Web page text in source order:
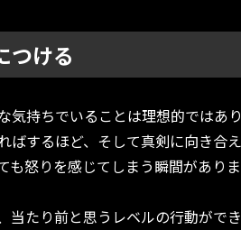
つける
気持ちでいることは理想的ではあ
ばするほど、そして真剣に向き合
も怒りを感じてしまう瞬間があり
当たり前と思うレベルの行動がで